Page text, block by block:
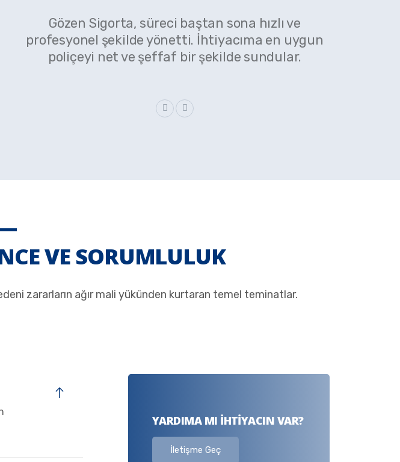
Gözen Sigorta, süreci baştan sona hızlı ve
profesyonel şekilde yönetti. İhtiyacıma en uygun
poliçeyi net ve şeffaf bir şekilde sundular.
VE SORUMLULUK
zararların ağır mali yükünden kurtaran temel teminatlar.
YARDIMA MI İHTIYACIN VAR?
İletişme Geç